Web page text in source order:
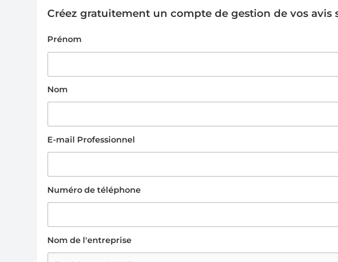
Créez gratuitement un compte de gestion de vos avis
Prénom
Nom
E-mail Professionnel
Numéro de téléphone
Nom de l'entreprise